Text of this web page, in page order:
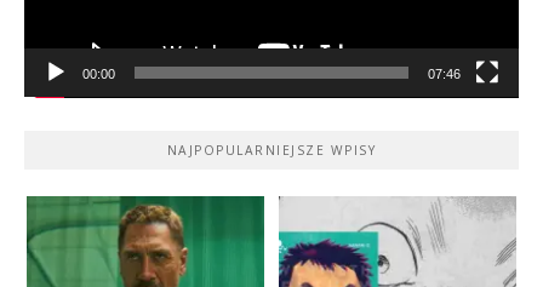
00:00 07:46
NAJPOPULARNIEJSZE WPISY